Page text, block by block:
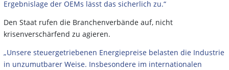
Ergebnislage der OEMs lässt das sicherlich zu.“
Den Staat rufen die Branchenverbände auf, nicht
krisenverschärfend zu agieren.
„Unsere steuergetriebenen Energiepreise belasten die Industrie
in unzumutbarer Weise. Insbesondere im internationalen